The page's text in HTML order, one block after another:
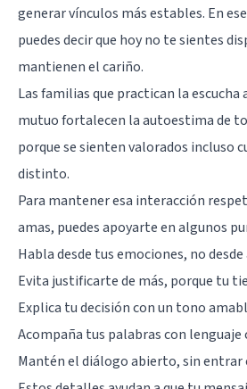
generar vínculos más estables. En
puedes decir que hoy no te sientes
mantienen el cariño.
Las familias que practican la escucha
mutuo fortalecen la autoestima de
porque se sienten valorados incluso
distinto.
Para mantener esa interacción
amas, puedes apoyarte en algunos
Habla desde tus emociones, no desde
Evita justificarte de más, porque tu
Explica tu decisión con un tono
Acompaña tus palabras con
Mantén el diálogo abierto, sin entrar